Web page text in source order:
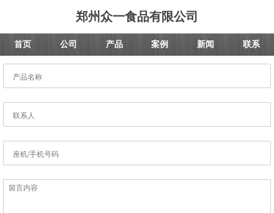
郑州众一食品有限公司
首页 公司 产品 案例 新闻 联系